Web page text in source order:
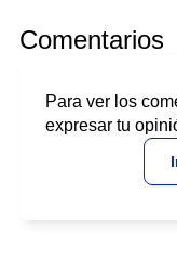
Comentarios
Para ver los
expresar tu